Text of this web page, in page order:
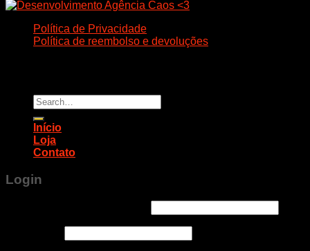
Política de Privacidade
Política de reembolso e devoluções
Search
for:
Início
Loja
Contato
Login